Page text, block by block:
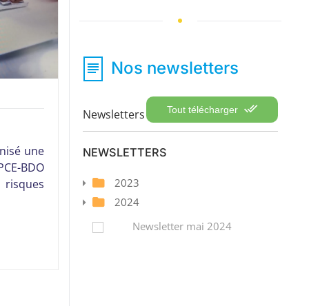
une
BDO
Nos newsletters
Tout télécharger
Newsletters
NEWSLETTERS
2023
2024
Newsletter mai 2024